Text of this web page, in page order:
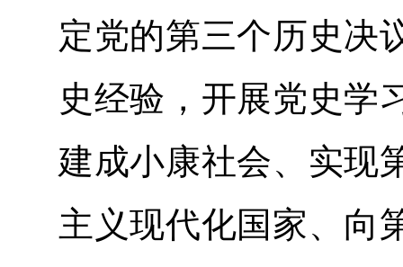
定党的第三个历史决
史经验，开展党史学
建成小康社会、实现
主义现代化国家、向